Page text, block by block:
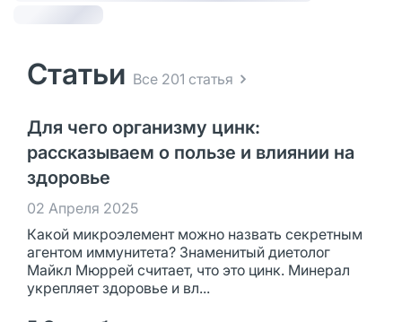
Статьи Все 201 статья
Для чего организму цинк:
рассказываем о пользе и влиянии на
здоровье
02 Апреля 2025
Какой микроэлемент можно назвать секретным
агентом иммунитета? Знаменитый диетолог
Майкл Мюррей считает, что это цинк. Минерал
укрепляет здоровье и вл...